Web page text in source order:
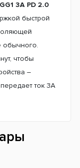
3A PD 2.0
быстрой
обычного.
чтобы
–
ток 3А